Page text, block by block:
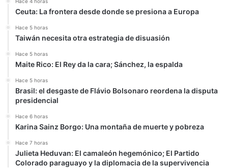
Ceuta: La frontera desde donde se presiona a Europa
Hace 5 horas
Taiwán necesita otra estrategia de disuasión
Hace 5 horas
Maite Rico: El Rey da la cara; Sánchez, la espalda
Hace 5 horas
Brasil: el desgaste de Flávio Bolsonaro reordena la disputa
presidencial
Hace 6 horas
Karina Sainz Borgo: Una montaña de muerte y pobreza
Hace 7 horas
Julieta Heduvan: El camaleón hegemónico; El Partido
Colorado paraguayo y la diplomacia de la supervivencia